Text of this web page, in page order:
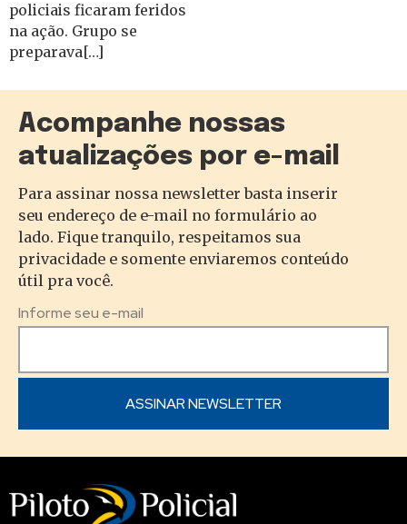
policiais ficaram feridos
na ação. Grupo se
preparava[…]
Acompanhe nossas
atualizações por e-mail
Para assinar nossa newsletter basta inserir
seu endereço de e-mail no formulário ao
lado. Fique tranquilo, respeitamos sua
privacidade e somente enviaremos conteúdo
útil pra você.
Informe seu e-mail